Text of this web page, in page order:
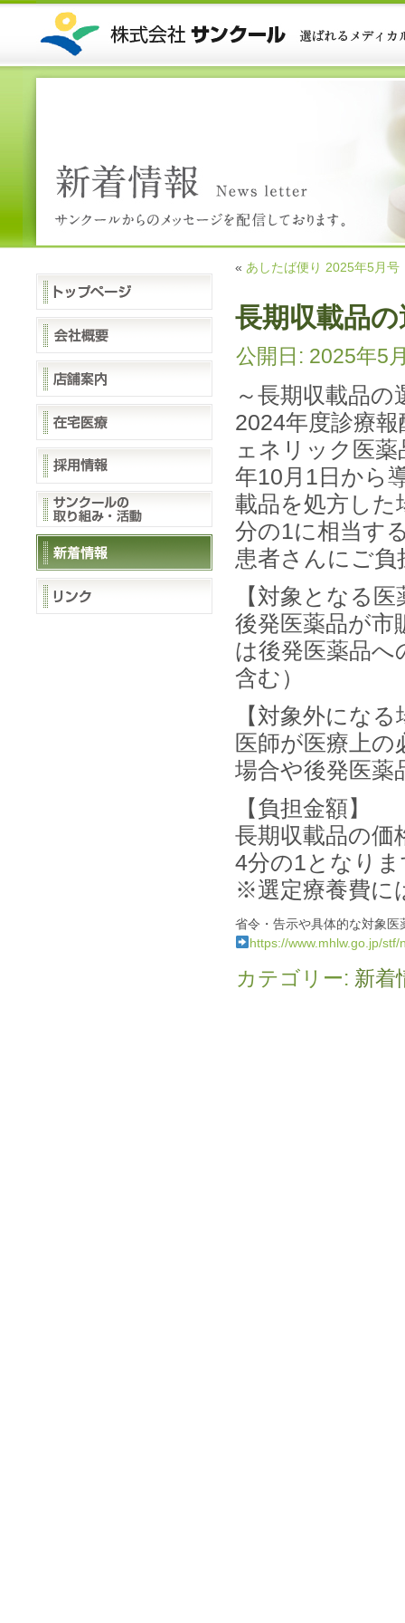
« あしたば便り 2025年5月号
長期収載品
公開日: 2025年5
～長期収載品
2024年度診療
ェネリック医
年10月1日から
載品を処方した
分の1に相当す
患者さんにご
【対象となる医
後発医薬品が市
は後発医薬品へ
含む）
【対象外になる
医師が医療上
場合や後発医薬
【負担金額】
長期収載品の価
4分の1となり
※選定療養費に
省令・告示や具体的な対象
https://www.mhlw.go.jp/
カテゴリー: 新着